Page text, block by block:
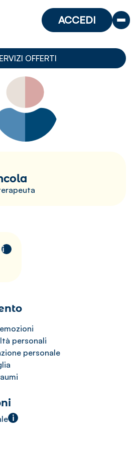
ACCEDI
OFFERTI
i
personali
personale
i